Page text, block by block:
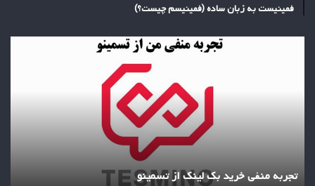
فمینیست به زبان ساده (فمینیسم چیست؟)
تجربه منفی خرید بک لینک از تسمینو